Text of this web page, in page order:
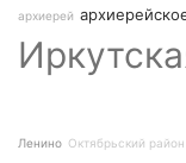
архиерей
Ленино Октябрьский район